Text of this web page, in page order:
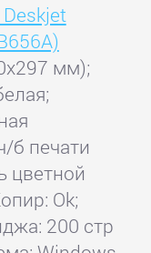
мм);
б печати
цветной
Ok;
200 стр